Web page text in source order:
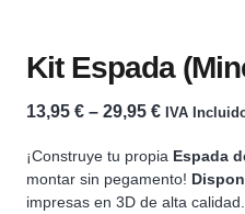
Kit Espada
13,95 € – 29,95 € IVA
¡Construye tu propia Espada
montar sin pegamento!
impresas en 3D de alta